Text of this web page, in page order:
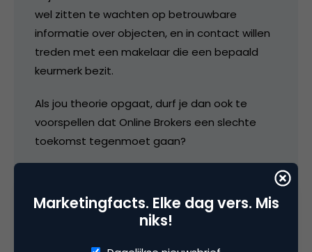
wel zitten te wachten op betrouwbare
informatie over objecten, en in contact willen
treden met een makelaar die een bepaald
keurmerk bezit.
Als jou theorie opgaat, durf je dan ook te
voorspellen dat Online Brokers een slechte
toekomst tegenmoet gaan?
Marketingfacts. Elke dag vers. Mis
niks!